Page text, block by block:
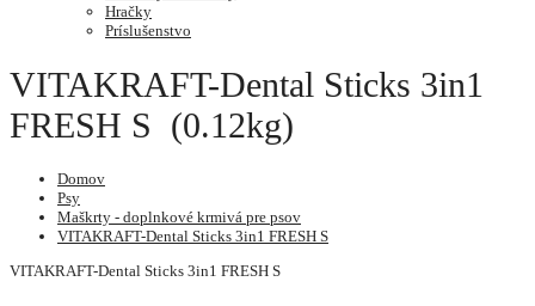
Hračky
Príslušenstvo
VITAKRAFT-Dental Sticks 3in1
FRESH S (0.12kg)
Domov
Psy
Maškrty - doplnkové krmivá pre psov
VITAKRAFT-Dental Sticks 3in1 FRESH S
VITAKRAFT-Dental Sticks 3in1 FRESH S